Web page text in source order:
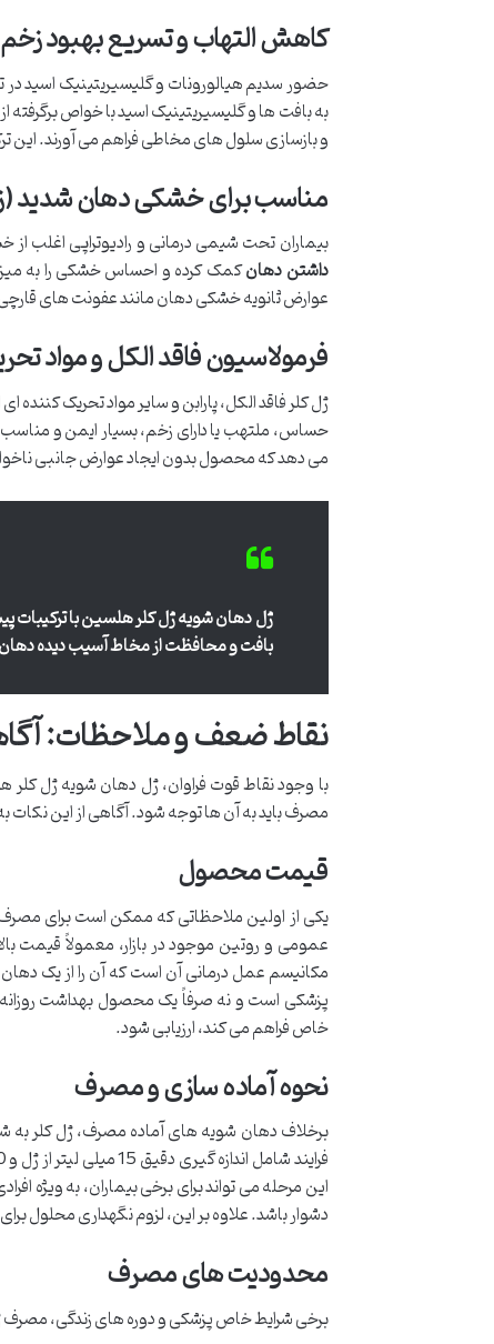
کاهش التهاب و تسریع بهبود زخم
حضور سدیم هیالورونات و گلیسیریتینیک اسید در
به بافت ها و گلیسیریتینیک اسید با خواص
و بازسازی سلول های مخاطی فراهم می آورند.
مناسب برای خشکی دهان شدید
بیماران تحت شیمی درمانی و رادیوتراپی اغلب
داشتن دهانکمک کرده و احساس خشکی را به
عوارض ثانویه خشکی دهان مانند عفونت های
فرمولاسیون فاقد الکل و مواد
ژل کلر فاقد الکل، پارابن و سایر مواد تحریک
حساس، ملتهب یا دارای زخم، بسیار ایمن و
می دهد که محصول بدون ایجاد عوارض جانبی
ژل دهان شویه ژل کلر هلسین با ترکیبات
بافت و محافظت از مخاط آسیب دیده
نقاط ضعف و ملاحظات:
با وجود نقاط قوت فراوان، ژل دهان شویه ژل
مصرف باید به آن ها توجه شود. آگاهی از این
قیمت محصول
یکی از اولین ملاحظاتی که ممکن است برای
عمومی و روتین موجود در بازار، معمولاً قیمت
مکانیسم عمل درمانی آن است که آن را از یک
پزشکی است و نه صرفاً یک محصول بهداشت روزانه.
خاص فراهم می کند، ارزیابی شود.
نحوه آماده سازی و مصرف
برخلاف دهان شویه های آماده مصرف، ژل کلر
این مرحله می تواند برای برخی بیماران، به
دشوار باشد. علاوه بر این، لزوم نگهداری محلول برای حداقل 1 دقیقه در دهان و عدم بلع آن، نیازمند دقت و
محدودیت های مصرف
برخی شرایط خاص پزشکی و دوره های زندگی، مصرف